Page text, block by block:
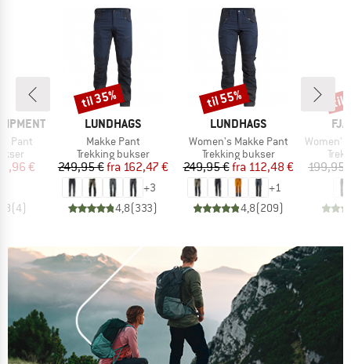
Pant
pris
€
(4)
MÆRKE
LUNDHAGS
Artikel
Makke Pant
Produktgruppe
Trekking bukser
Pris
249,95 € Nedsat pris
fra 162,47 €
+3
4,8(333)
Rabat
til 35%
MÆRKE
LUNDHAGS
Artikel
Women's Makke Pant
Produktgruppe
Trekking bukser
Pris
249,95 € Nedsat pris
fra 112,48 €
+1
4,8(209)
Rabat
til 55%
Artikel
Women's
199,95
til